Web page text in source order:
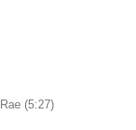
(5:27)